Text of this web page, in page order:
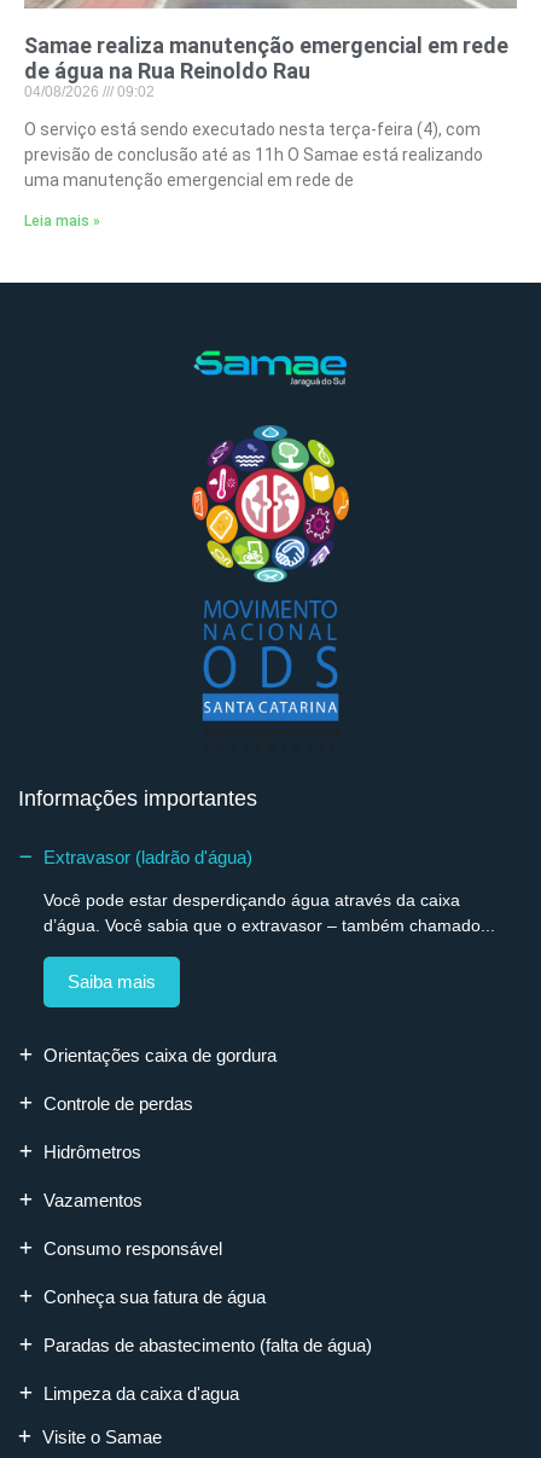
Samae realiza manutenção emergencial em rede
de água na Rua Reinoldo Rau
04/08/2026 09:02
O serviço está sendo executado nesta terça-feira (4), com
previsão de conclusão até as 11h O Samae está realizando
uma manutenção emergencial em rede de
Leia mais »
Informações importantes
Extravasor (ladrão d'água)
Você pode estar desperdiçando água através da caixa
d’água. Você sabia que o extravasor – também chamado...
Saiba mais
Orientações caixa de gordura
Controle de perdas
Hidrômetros
Vazamentos
Consumo responsável
Conheça sua fatura de água
Paradas de abastecimento (falta de água)
Limpeza da caixa d'agua
Visite o Samae